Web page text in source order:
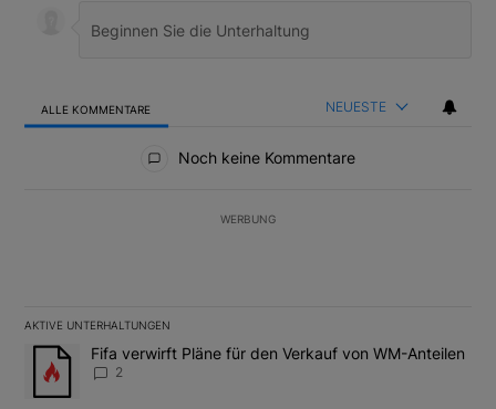
ALLE KOMMENTARE NEUESTE
Noch keine Kommentare
WERBUNG
AKTIVE UNTERHALTUNGEN
Das Folgende ist eine Liste der am meisten kommentierten
Ein Trendartikel mit dem Titel "Fifa verwirft Pläne für den
Fifa verwirft Pläne für den Verkauf von WM-Anteilen
2